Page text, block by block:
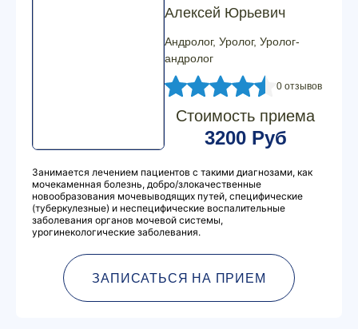
Алексей Юрьевич
Андролог, Уролог, Уролог-
андролог
0 отзывов
Стоимость приема
3200 Руб
Занимается лечением пациентов с такими диагнозами, как
мочекаменная болезнь, добро/злокачественные
новообразования мочевыводящих путей, специфические
(туберкулезные) и неспецифические воспалительные
заболевания органов мочевой системы,
урогинекологические заболевания.
ЗАПИСАТЬСЯ НА ПРИЕМ